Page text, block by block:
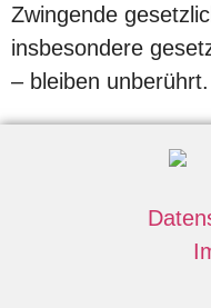
Zwingende
insbesondere
– bleiben unberührt.